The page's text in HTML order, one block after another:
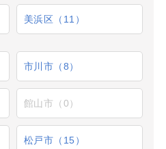
美浜区（11）
市川市（8）
館山市（0）
松戸市（15）